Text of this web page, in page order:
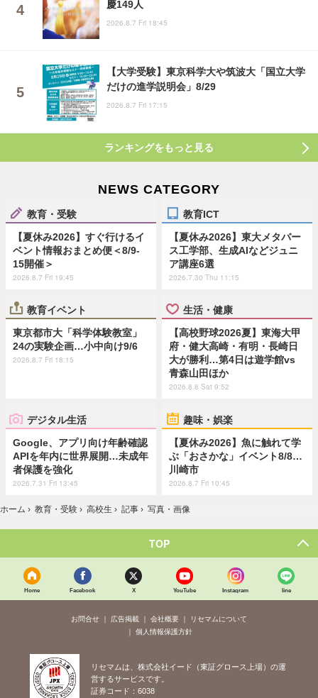
慶149人
2026.8.7 Fri 18:45
【大学受験】東京科学大や筑波大「国立大学
だけの進学説明会」8/29
2026.8.7 Fri 17:15
ランキングをもっと見る
NEWS CATEGORY
教育・受験
【夏休み2026】すぐ行けるイ
ベント情報おまとめ便＜8/9-
15開催＞
2026.8.7 Fri 19:45
教育ICT
【夏休み2026】東大メタバー
ス工学部、生成AIなどジュニ
ア講座6選
2026.7.30 Thu 11:15
教育イベント
東京都市大「科学体験教室」
24の実験企画…小中向け9/6
2026.8.7 Fri 18:15
生活・健康
【高校野球2026夏】東海大甲
府・健大高崎・有明・長崎日
大が勝利…第4日は遊学館vs
青森山田ほか
2026.8.8 Sat 9:52
デジタル生活
Google、アプリ向け年齢確認
APIを年内に世界展開…未成年
者保護を強化
2026.7.31 Fri 13:45
趣味・娯楽
【夏休み2026】魚に触れて学
ぶ「おさかな」イベント8/8…
川崎市
2026.8.7 Fri 10:45
ホーム › 教育・受験 › 高校生 › 記事 › 写真・画像
TOP
Home Facebook X YouTube Instagram line
お問合せ 広告掲載 会社概要
リセマムについて
個人情報保護方針
リセマムは、株式会社イード（東証グロース上場）の運
営するサービスです。
証券コード：6038